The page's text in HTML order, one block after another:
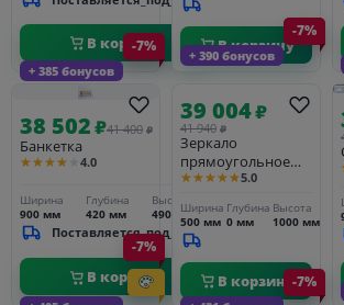
В корзину В корзину
+ 385 бонусов
-7%
38 502₽41 400 ₽
Банкетка
★★★★★ 4.0
Ширина
900 мм
Глубина
420 мм
Высота
490 мм
Поставляется_под_заказ
В корзину
+ 390 бонусов
-7%
39 004₽
41 940 ₽
Зеркало
прямоугольное
50*100
★★★★★5.0
Ширина
500 мм
Глубина
0 мм
Высота
1000 мм
В корзину
-7%
-7%